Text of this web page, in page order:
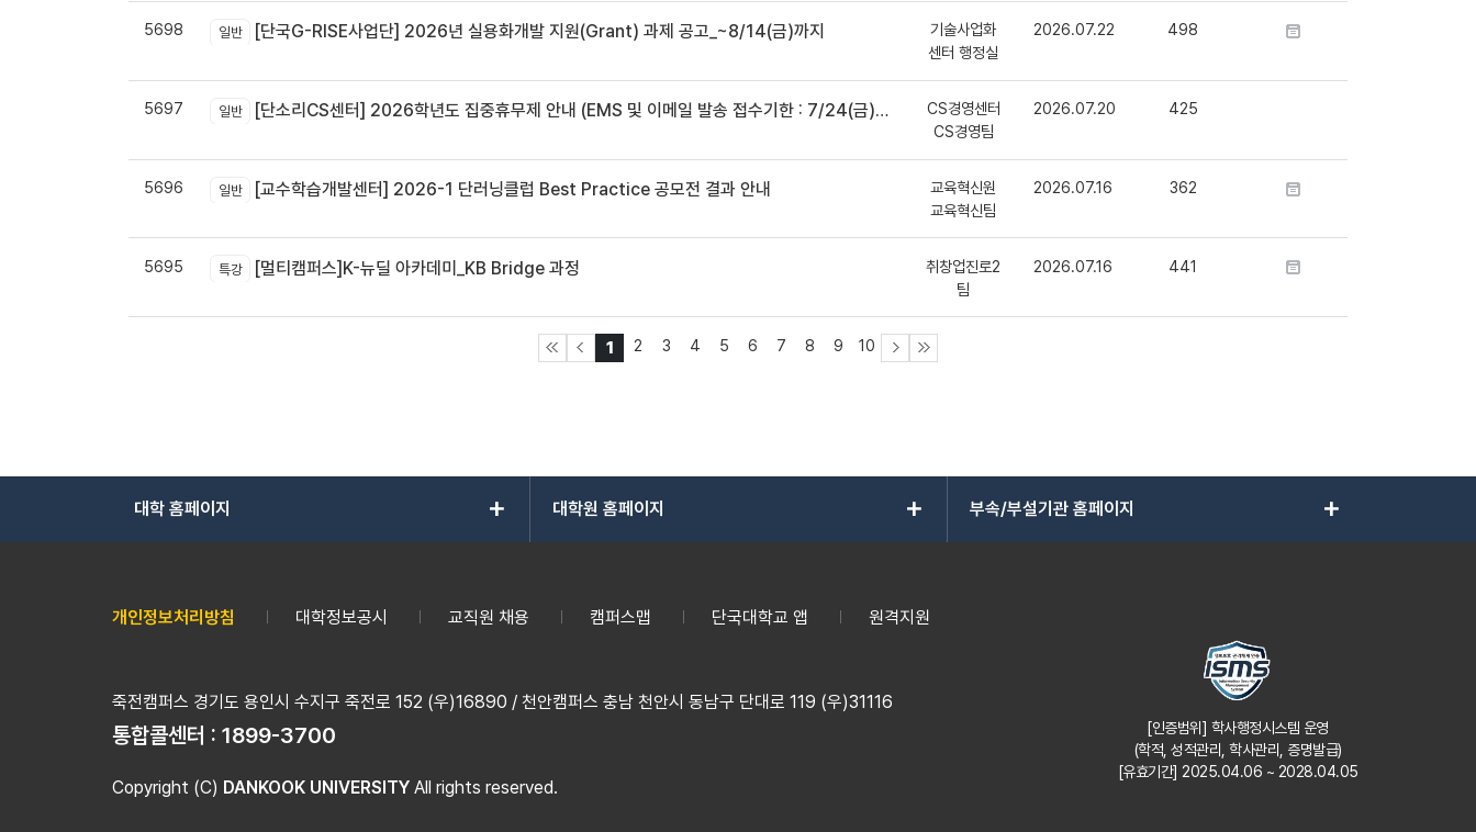
5698 일반 [단국G-RISE사업단] 2026년 실용화개발 지원(Grant) 과제 공고_~8/14(금)까지
기술사업화
센터 행정실
2026.07.22 498
5697 일반 [단소리CS센터] 2026학년도 집중휴무제 안내 (EMS 및 이메일 발송 접수기한 : 7/24(금) 오후 12시까지)
CS경영센터
CS경영팀
2026.07.20 425
5696 일반 [교수학습개발센터] 2026-1 단러닝클럽 Best Practice 공모전 결과 안내
교육혁신원
교육혁신팀
2026.07.16 362
5695 특강 [멀티캠퍼스]K-뉴딜 아카데미_KB Bridge 과정
취창업진로2
팀
2026.07.16 441
1 2 3 4 5 6 7 8 9 10
대학 홈페이지 add 대학원 홈페이지 add 부속/부설기관 홈페이지 add
개인정보처리방침 대학정보공시 교직원 채용 캠퍼스맵 단국대학교 앱 원격지원
죽전캠퍼스 경기도 용인시 수지구 죽전로 152 (우)16890 / 천안캠퍼스 충남 천안시 동남구 단대로 119 (우)31116
통합콜센터 : 1899-3700
Copyright (C) DANKOOK UNIVERSITY All rights reserved.
[인증범위] 학사행정시스템 운영
(학적, 성적관리, 학사관리, 증명발급)
[유효기간] 2025.04.06 ~ 2028.04.05